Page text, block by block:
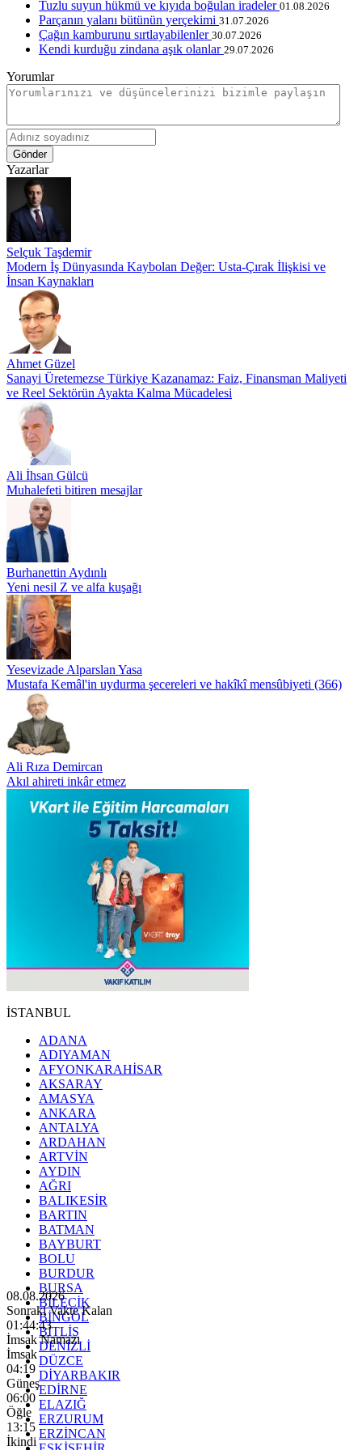
Tuzlu suyun hükmü ve kıyıda boğulan iradeler 01.08.2026
Parçanın yalanı bütünün yerçekimi 31.07.2026
Çağın kamburunu sırtlayabilenler 30.07.2026
Kendi kurduğu zindana aşık olanlar 29.07.2026
Yorumlar
Gönder
Yazarlar
Selçuk Taşdemir
Modern İş Dünyasında Kaybolan Değer: Usta-Çırak İlişkisi ve
İnsan Kaynakları
Ahmet Güzel
Sanayi Üretemezse Türkiye Kazanamaz: Faiz, Finansman Maliyeti
ve Reel Sektörün Ayakta Kalma Mücadelesi
Ali İhsan Gülcü
Muhalefeti bitiren mesajlar
Burhanettin Aydınlı
Yeni nesil Z ve alfa kuşağı
Yesevizade Alparslan Yasa
Mustafa Kemâl'in uydurma şecereleri ve hakîkî mensûbiyeti (366)
Ali Rıza Demircan
Akıl ahireti inkâr etmez
İSTANBUL
ADANA
ADIYAMAN
AFYONKARAHİSAR
AKSARAY
AMASYA
ANKARA
ANTALYA
ARDAHAN
ARTVİN
AYDIN
AĞRI
BALIKESİR
BARTIN
BATMAN
BAYBURT
BOLU
BURDUR
BURSA
BİLECİK
BİNGÖL
BİTLİS
DENİZLİ
DÜZCE
DİYARBAKIR
EDİRNE
ELAZIĞ
ERZURUM
ERZİNCAN
08.08.2026
Sonraki Vakte Kalan
01:44:42
İmsak Namazı
İmsak
04:19
Güneş
06:00
Öğle
13:15
İkindi